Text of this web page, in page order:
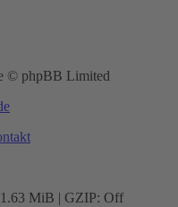
© phpBB Limited
MiB | GZIP: Off